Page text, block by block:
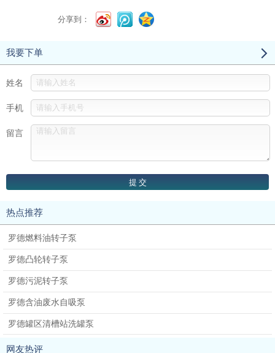
分享到：
我要下单
姓名
手机
留言
热点推荐
罗德燃料油转子泵
罗德凸轮转子泵
罗德污泥转子泵
罗德含油废水自吸泵
罗德罐区清槽站洗罐泵
网友热评